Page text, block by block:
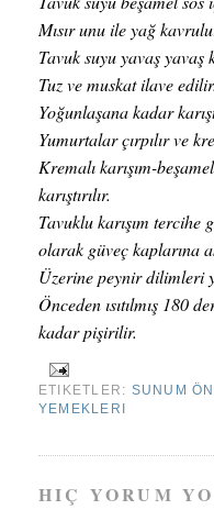
Mısır unu ile yağ
Tavuk suyu yavaş yavaş
Tuz ve muskat ilave edilir.
Yoğunlaşana kadar
Yumurtalar çırpılır ve
Kremalı karışım-
karıştırılır.
Tavuklu karışım tercihe
olarak güveç kaplarına
Üzerine peynir dilimleri
Önceden ısıtılmış 180
kadar pişirilir.
ETIKETLER: SUNUM
YEMEKLERI
HIÇ YORUM